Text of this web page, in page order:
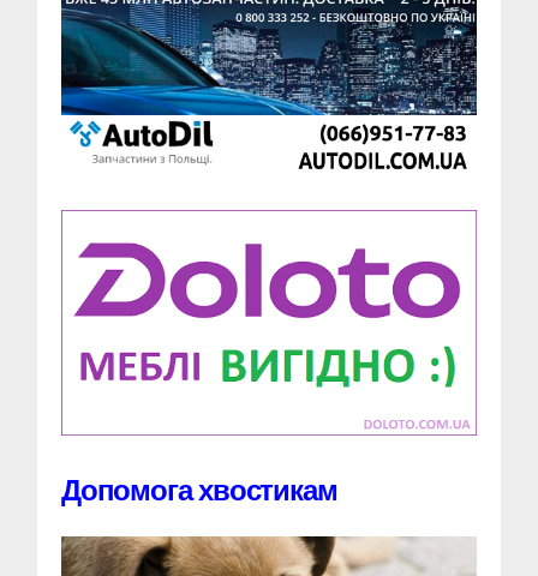
Допомога хвостикам